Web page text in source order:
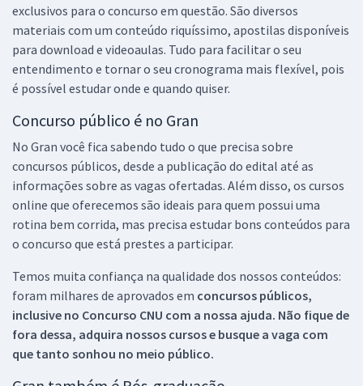
exclusivos para o concurso em questão. São diversos
materiais com um conteúdo riquíssimo, apostilas disponíveis
para download e videoaulas. Tudo para facilitar o seu
entendimento e tornar o seu cronograma mais flexível, pois
é possível estudar onde e quando quiser.
Concurso público é no Gran
No Gran você fica sabendo tudo o que precisa sobre
concursos públicos, desde a publicação do edital até as
informações sobre as vagas ofertadas. Além disso, os cursos
online que oferecemos são ideais para quem possui uma
rotina bem corrida, mas precisa estudar bons conteúdos para
o concurso que está prestes a participar.
Temos muita confiança na qualidade dos nossos conteúdos:
foram milhares de aprovados em concursos públicos,
inclusive no Concurso CNU com a nossa ajuda. Não fique de
fora dessa, adquira nossos cursos e busque a vaga com
que tanto sonhou no meio público.